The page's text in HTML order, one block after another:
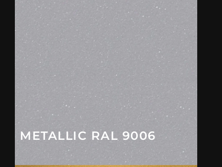
METALLIC RAL 9006